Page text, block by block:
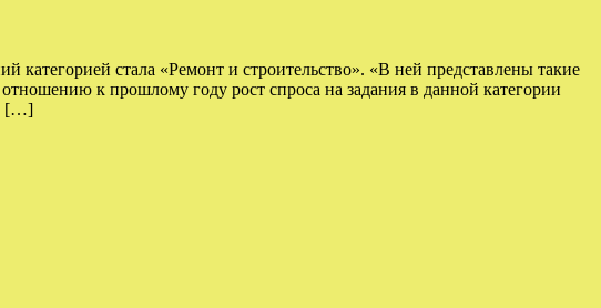
стала «Ремонт и строительство». «В ней представлены такие
к прошлому году рост спроса на задания в данной категории
[…]